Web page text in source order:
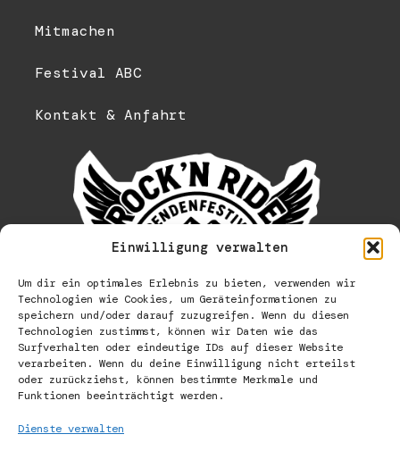
Einwilligung verwalten
Um dir ein optimales Erlebnis zu bieten, verwenden wir
Technologien wie Cookies, um Geräteinformationen zu
speichern und/oder darauf zuzugreifen. Wenn du diesen
Technologien zustimmst, können wir Daten wie das
Surfverhalten oder eindeutige IDs auf dieser Website
verarbeiten. Wenn du deine Einwilligung nicht erteilst
oder zurückziehst, können bestimmte Merkmale und
Funktionen beeinträchtigt werden.
Dienste verwalten
Mitmachen
Festival ABC
Kontakt & Anfahrt